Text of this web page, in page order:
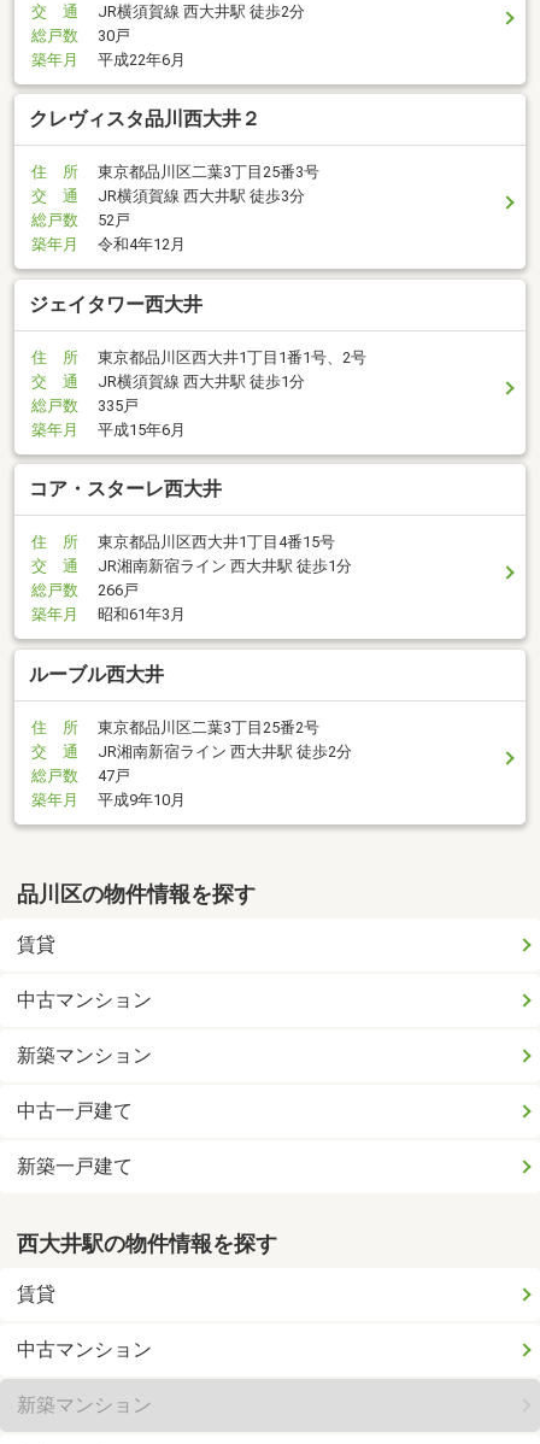
交 通
JR横須賀線 西大井駅 徒歩2分
総戸数
30戸
築年月
平成22年6月
クレヴィスタ品川西大井２
住 所
東京都品川区二葉3丁目25番3号
交 通
JR横須賀線 西大井駅 徒歩3分
総戸数
52戸
築年月
令和4年12月
ジェイタワー西大井
住 所
東京都品川区西大井1丁目1番1号、2号
交 通
JR横須賀線 西大井駅 徒歩1分
総戸数
335戸
築年月
平成15年6月
コア・スターレ西大井
住 所
東京都品川区西大井1丁目4番15号
交 通
JR湘南新宿ライン 西大井駅 徒歩1分
総戸数
266戸
築年月
昭和61年3月
ルーブル西大井
住 所
東京都品川区二葉3丁目25番2号
交 通
JR湘南新宿ライン 西大井駅 徒歩2分
総戸数
47戸
築年月
平成9年10月
品川区の物件情報を探す
賃貸
中古マンション
新築マンション
中古一戸建て
新築一戸建て
西大井駅の物件情報を探す
賃貸
中古マンション
新築マンション